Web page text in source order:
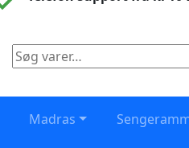
Søg
efter:
Madras